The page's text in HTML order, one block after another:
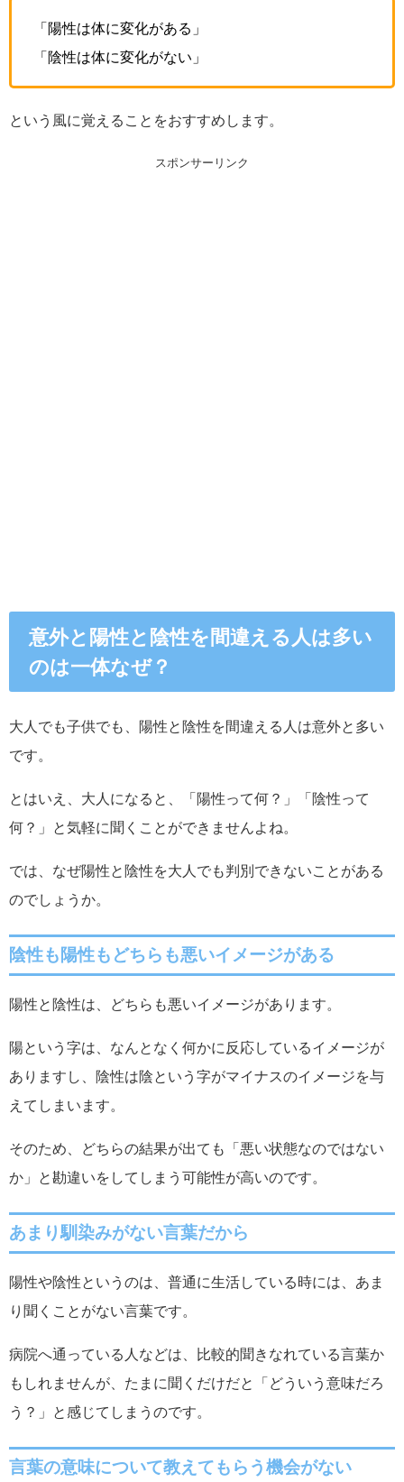
「陽性は体に変化がある」
「陰性は体に変化がない」
という風に覚えることをおすすめします。
スポンサーリンク
意外と陽性と陰性を間違える人は多い
のは一体なぜ？
大人でも子供でも、陽性と陰性を間違える人は意外と多い
です。
とはいえ、大人になると、「陽性って何？」「陰性って
何？」と気軽に聞くことができませんよね。
では、なぜ陽性と陰性を大人でも判別できないことがある
のでしょうか。
陰性も陽性もどちらも悪いイメージがある
陽性と陰性は、どちらも悪いイメージがあります。
陽という字は、なんとなく何かに反応しているイメージが
ありますし、陰性は陰という字がマイナスのイメージを与
えてしまいます。
そのため、どちらの結果が出ても「悪い状態なのではない
か」と勘違いをしてしまう可能性が高いのです。
あまり馴染みがない言葉だから
陽性や陰性というのは、普通に生活している時には、あま
り聞くことがない言葉です。
病院へ通っている人などは、比較的聞きなれている言葉か
もしれませんが、たまに聞くだけだと「どういう意味だろ
う？」と感じてしまうのです。
言葉の意味について教えてもらう機会がない